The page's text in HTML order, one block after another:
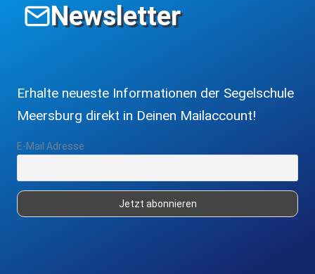
Newsletter
Erhalte neueste Informationen der Segelschule
Meersburg direkt in Deinen Mailaccount!
E-Mail Adresse